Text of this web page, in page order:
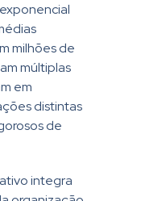
milhões de
múltiplas
em
distintas
de
integra